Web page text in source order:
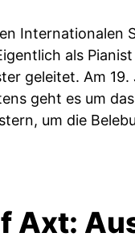
als
geleitet. Am
geht es um
um die
Axt: